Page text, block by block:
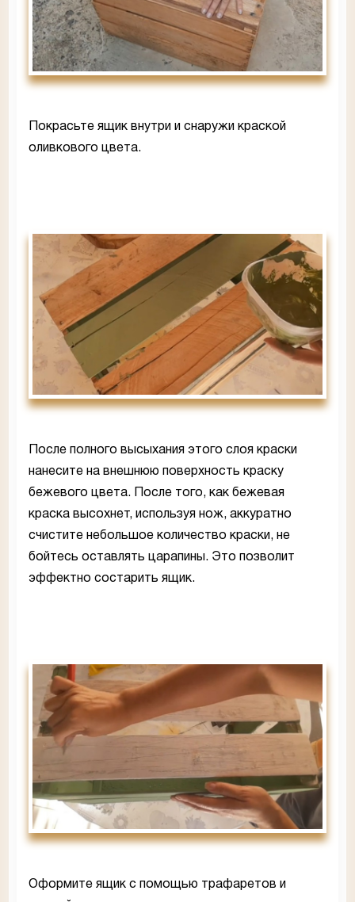
Покрасьте ящик внутри и снаружи краской
оливкового цвета.
После полного высыхания этого слоя краски
нанесите на внешнюю поверхность краску
бежевого цвета. После того, как бежевая
краска высохнет, используя нож, аккуратно
счистите небольшое количество краски, не
бойтесь оставлять царапины. Это позволит
эффектно состарить ящик.
Оформите ящик с помощью трафаретов и